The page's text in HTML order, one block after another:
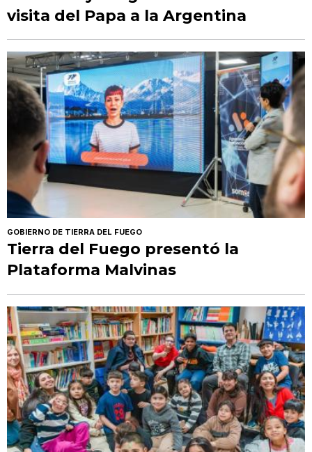
visita del Papa a la Argentina
GOBIERNO DE TIERRA DEL FUEGO
Tierra del Fuego presentó la
Plataforma Malvinas